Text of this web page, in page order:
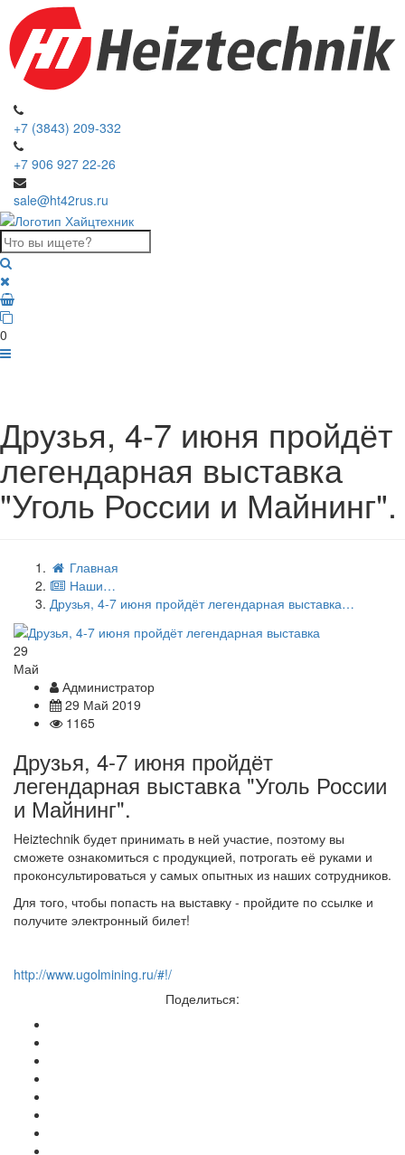
+7 (3843) 209-332
+7 906 927 22-26
sale@ht42rus.ru
0
Друзья, 4-7 июня пройдёт
легендарная выставка
"Уголь России и Майнинг".
Главная
Наши…
Друзья, 4-7 июня пройдёт легендарная выставка…
29
Май
Администратор
29 Май 2019
1165
Друзья, 4-7 июня пройдёт
легендарная выставка "Уголь России
и Майнинг".
Heiztechnik будет принимать в ней участие, поэтому вы
сможете ознакомиться с продукцией, потрогать её руками и
проконсультироваться у самых опытных из наших сотрудников.
Для того, чтобы попасть на выставку - пройдите по ссылке и
получите электронный билет!
http://www.ugolmining.ru/#!/
Поделиться: